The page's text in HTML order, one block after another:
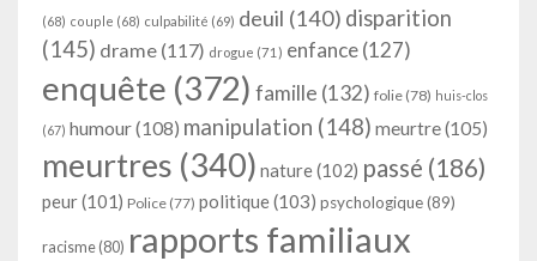
(68) couple (68) culpabilité (69) deuil (140) disparition
(145) drame (117) drogue (71) enfance(127)
enquête (372) famille (132) folie (78) huis-clos
(67) humour(108) manipulation (148) meurtre(105)
meurtres (340) nature(102) passé (186)
peur(101) Police (77) politique(103) psychologique(89)
racisme (80) rapports familiaux